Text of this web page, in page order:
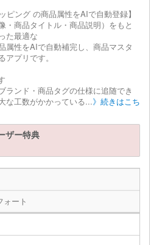
ピング の商品属性をAIで自動登録】
・商品タイトル・商品説明）をもと
た最適な
属性をAIで自動補完し、商品マスタ
プリです。
ランド・商品タグの仕様に追随でき
な工数がかかっている...》続きはこち
ザー特典
ート